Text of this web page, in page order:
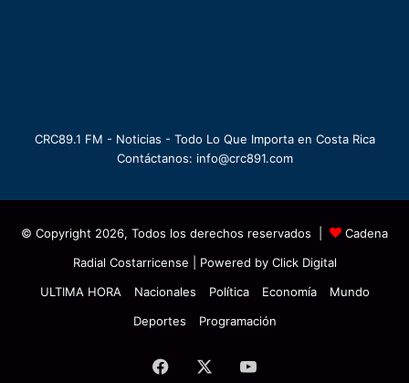
CRC89.1 FM - Noticias - Todo Lo Que Importa en Costa Rica
Contáctanos: info@crc891.com
© Copyright 2026, Todos los derechos reservados |
Cadena
Radial Costarricense | Powered by Click Digital
ULTIMA HORA
Nacionales Política Economía
Mundo
Deportes
Programación
Facebook YouTube